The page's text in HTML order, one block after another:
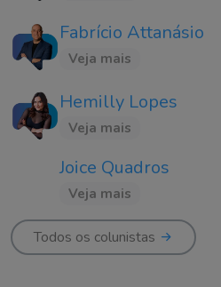
Fabrício Attanásio
Veja mais
Hemilly Lopes
Veja mais
Joice Quadros
Veja mais
Todos os colunistas